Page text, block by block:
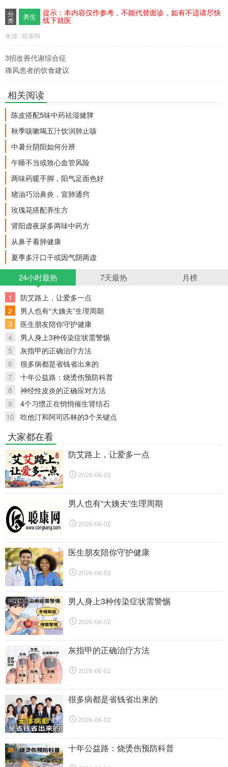
分
类 养生 提示：本内容仅作参考，不能代替面诊，如有不适请尽快
线下就医
来源 : 聪康网
3招改善代谢综合征
痛风患者的饮食建议
相关阅读
陈皮搭配5味中药祛湿健脾
秋季咳嗽喝五汁饮润肺止咳
中暑分阴阳如何分辨
午睡不当或致心血管风险
两味药暖手脚，阳气足面色好
猪油巧治鼻炎，宣肺通窍
玫瑰花搭配养生方
肾阳虚夜尿多两味中药方
从鼻子看肺健康
夏季多汗口干或因气阴两虚
24小时最热 7天最热 月榜
1
防艾路上，让爱多一点
2
男人也有“大姨夫”生理周期
3
医生朋友陪你守护健康
4
男人身上3种传染症状需警惕
5
灰指甲的正确治疗方法
6
很多病都是省钱省出来的
7
十年公益路：烧烫伤预防科普
8
神经性皮炎的正确应对方法
9
4个习惯正在悄悄催生肾结石
10
吃他汀和阿司匹林的3个关键点
大家都在看
防艾路上，让爱多一点
2026-06-02
男人也有“大姨夫”生理周期
2026-06-02
医生朋友陪你守护健康
2026-06-02
男人身上3种传染症状需警惕
2026-06-02
灰指甲的正确治疗方法
2026-06-02
很多病都是省钱省出来的
2026-06-02
十年公益路：烧烫伤预防科普